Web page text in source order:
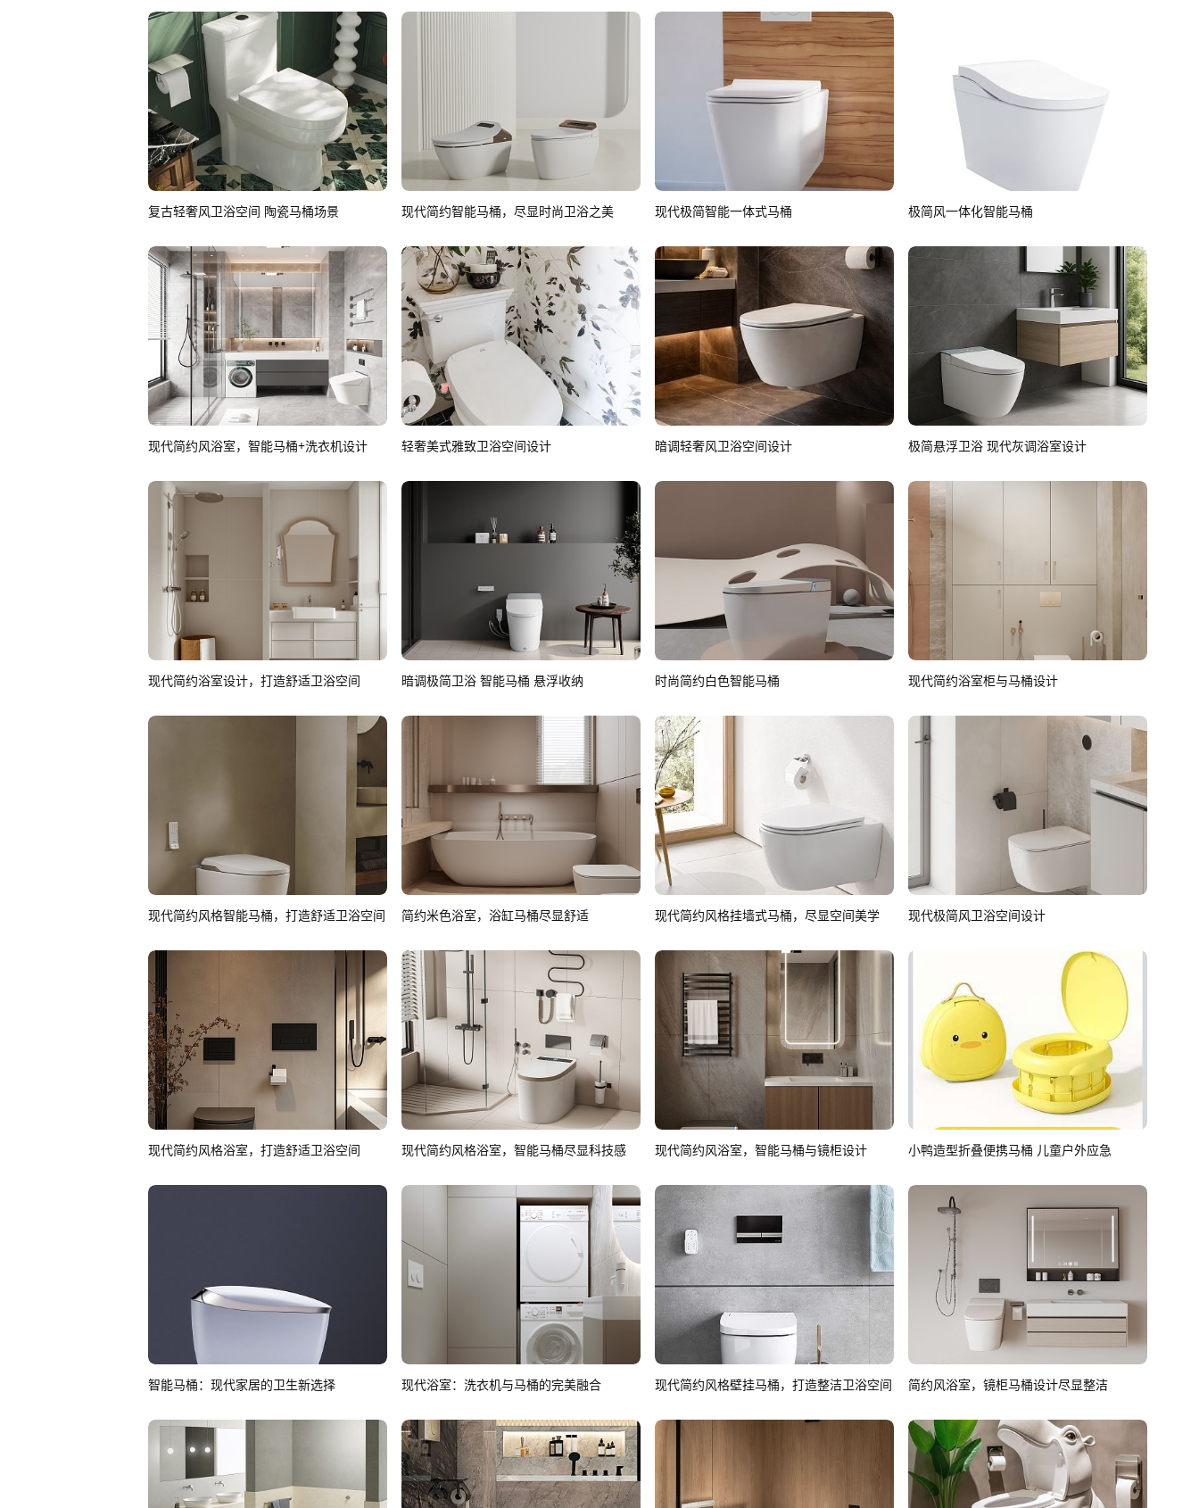
复古轻奢风卫浴空间 陶瓷马桶场景 现代简约智能马桶，尽显时尚卫浴之美 现代极简智能一体式马桶 极简风一体化智能马桶
现代简约风浴室，智能马桶+洗衣机设计 轻奢美式雅致卫浴空间设计 暗调轻奢风卫浴空间设计 极简悬浮卫浴 现代灰调浴室设计
现代简约浴室设计，打造舒适卫浴空间 暗调极简卫浴 智能马桶 悬浮收纳 时尚简约白色智能马桶 现代简约浴室柜与马桶设计
现代简约风格智能马桶，打造舒适卫浴空间 简约米色浴室，浴缸马桶尽显舒适 现代简约风格挂墙式马桶，尽显空间美学 现代极简风卫浴空间设计
现代简约风格浴室，打造舒适卫浴空间 现代简约风格浴室，智能马桶尽显科技感 现代简约风浴室，智能马桶与镜柜设计 小鸭造型折叠便携马桶 儿童户外应急
智能马桶：现代家居的卫生新选择 现代浴室：洗衣机与马桶的完美融合 现代简约风格壁挂马桶，打造整洁卫浴空间 简约风浴室，镜柜马桶设计尽显整洁